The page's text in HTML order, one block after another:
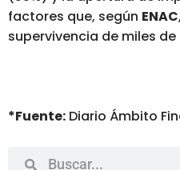
factores que, según ENAC
supervivencia de miles
*Fuente: Diario Ámbito